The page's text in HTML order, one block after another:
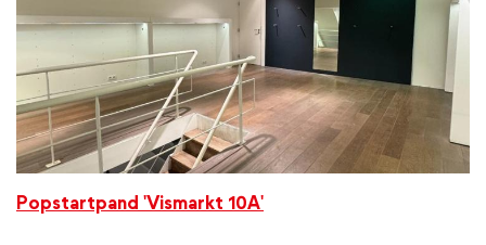
Popstartpand 'Vismarkt 10A'